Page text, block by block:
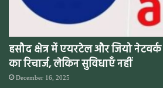
हसौद क्षेत्र में एयरटेल और जियो
का रिचार्ज, लेकिन सुविधाएँ नहीं
December 16, 2025